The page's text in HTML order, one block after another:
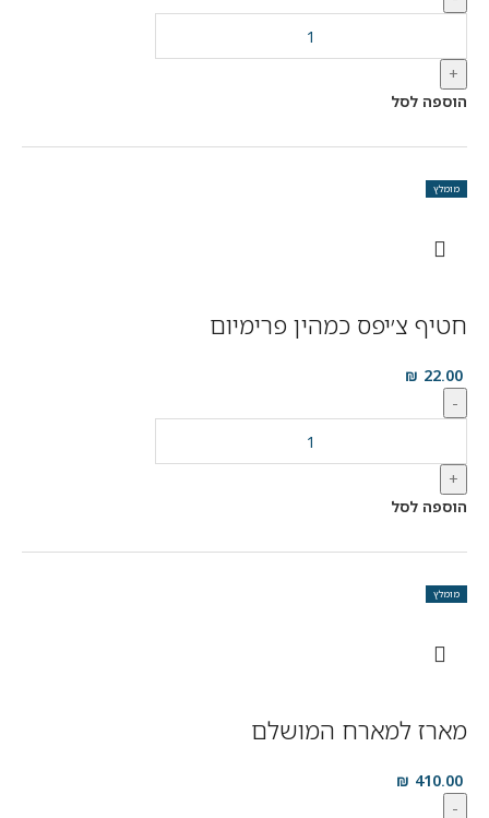
+
הוספה לסל
מומלץ
חטיף צ׳יפס כמהין פרימיום
22.00
₪
-
+
הוספה לסל
מומלץ
מארז למארח המושלם
410.00
₪
-